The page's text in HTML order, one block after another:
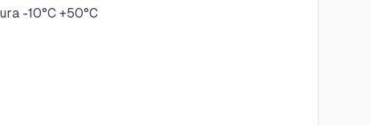
-10°C +50°C